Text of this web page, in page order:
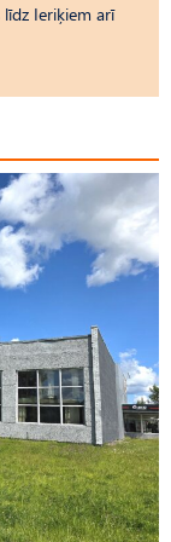
līdz Ieriķiem arī